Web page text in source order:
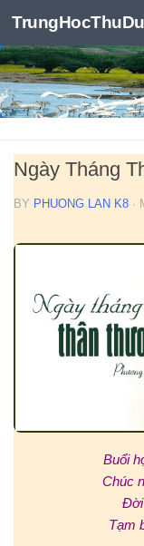
Skip to content
Ngày Tháng
BY PHUONG LAN K8 ·
Buổi
Chúc
Đời
Tạm